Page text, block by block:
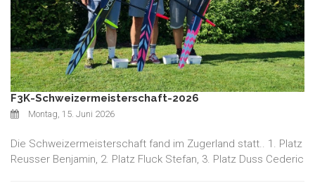
F3K-Schweizermeisterschaft-2026
Montag, 15. Juni 2026
Die Schweizermeisterschaft fand im Zugerland statt.. 1. Platz
Reusser Benjamin, 2. Platz Fluck Stefan, 3. Platz Duss Cederic